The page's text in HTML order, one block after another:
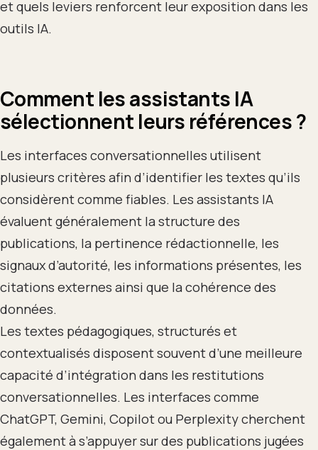
et quels leviers renforcent leur exposition dans les
outils IA.
Comment les assistants IA
sélectionnent leurs références ?
Les interfaces conversationnelles utilisent
plusieurs critères afin d’identifier les textes qu’ils
considèrent comme fiables. Les assistants IA
évaluent généralement la structure des
publications, la pertinence rédactionnelle, les
signaux d’autorité, les informations présentes, les
citations externes ainsi que la cohérence des
données.
Les textes pédagogiques, structurés et
contextualisés disposent souvent d’une meilleure
capacité d’intégration dans les restitutions
conversationnelles. Les interfaces comme
ChatGPT, Gemini, Copilot ou Perplexity cherchent
également à s’appuyer sur des publications jugées